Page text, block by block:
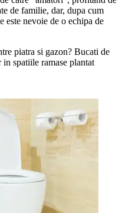
de familie, dar, dupa cum
este nevoie de o echipa de
piatra si gazon? Bucati de
in spatiile ramase plantat